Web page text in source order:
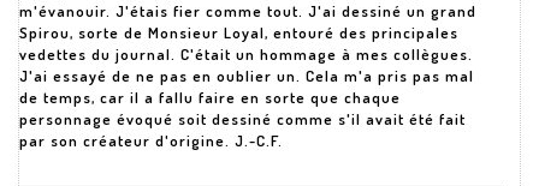
m'évanouir. J'étais fier comme tout. J'ai dessiné un grand
Spirou, sorte de Monsieur Loyal, entouré des principales
vedettes du journal. C'était un hommage à mes collègues.
J'ai essayé de ne pas en oublier un. Cela m'a pris pas mal
de temps, car il a fallu faire en sorte que chaque
personnage évoqué soit dessiné comme s'il avait été fait